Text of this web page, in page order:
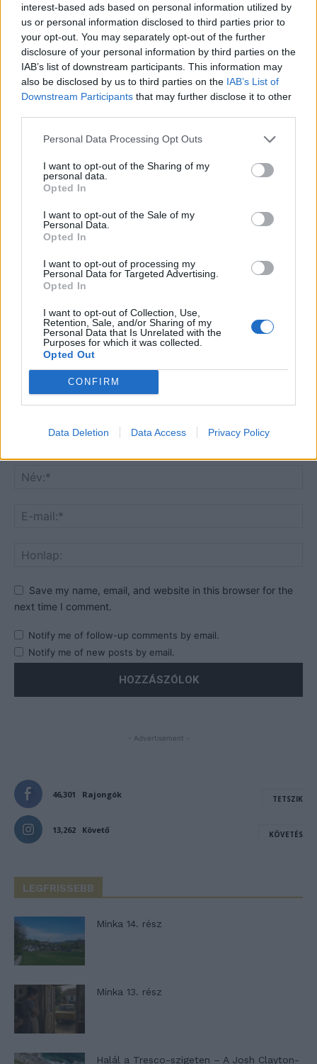
interest-based ads based on personal information utilized by
us or personal information disclosed to third parties prior to
your opt-out. You may separately opt-out of the further
disclosure of your personal information by third parties on the
IAB’s list of downstream participants. This information may
also be disclosed by us to third parties on the IAB’s List of
Downstream Participants that may further disclose it to other
Personal Data Processing Opt Outs
I want to opt-out of the Sharing of my
personal data.
Opted In
I want to opt-out of the Sale of my
Personal Data.
Opted In
I want to opt-out of processing my
Personal Data for Targeted Advertising.
Opted In
I want to opt-out of Collection, Use,
Retention, Sale, and/or Sharing of my
Personal Data that Is Unrelated with the
Purposes for which it was collected.
Opted Out
CONFIRM
Data Deletion Data Access Privacy Policy
KAPCSOLÓDÓ CIKKEK TÖBB A SZERZŐTŐL
Minka 14. rész
Clayton-ügy
HOZZÁSZÓLOK A CIKKHEZ
Save my name, email, and website in this browser for the
next time I comment.
Notify me of follow-up comments by email.
Notify me of new posts by email.
- Advertisement -
46,301 Rajongók TETSZIK
13,262 Követő KÖVETÉS
LEGFRISSEBB
Minka 14. rész
Minka 13. rész
Halál a Tresco-szigeten – A Josh Clayton-